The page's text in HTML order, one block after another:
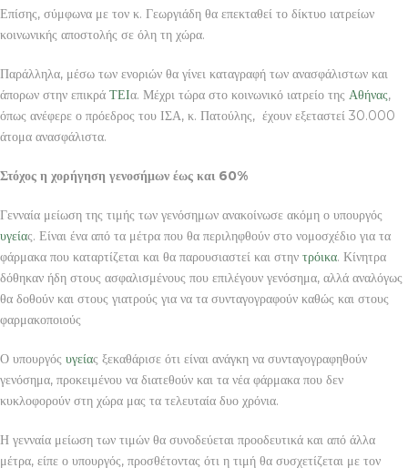
Επίσης, σύμφωνα με τον κ. Γεωργιάδη θα επεκταθεί το δίκτυο ιατρείων
κοινωνικής αποστολής σε όλη τη χώρα.
Παράλληλα, μέσω των ενοριών θα γίνει καταγραφή των ανασφάλιστων και
άπορων στην επικρά ΤΕΙα. Μέχρι τώρα στο κοινωνικό ιατρείο της Αθήνας,
όπως ανέφερε ο πρόεδρος του ΙΣΑ, κ. Πατούλης, έχουν εξεταστεί 30.000
άτομα ανασφάλιστα.
Στόχος η χορήγηση γενοσήμων έως και 60%
Γενναία μείωση της τιμής των γενόσημων ανακοίνωσε ακόμη ο υπουργός
υγείας. Είναι ένα από τα μέτρα που θα περιληφθούν στο νομοσχέδιο για τα
φάρμακα που καταρτίζεται και θα παρουσιαστεί και στην τρόικα. Κίνητρα
δόθηκαν ήδη στους ασφαλισμένους που επιλέγουν γενόσημα, αλλά αναλόγως
θα δοθούν και στους γιατρούς για να τα συνταγογραφούν καθώς και στους
φαρμακοποιούς
Ο υπουργός υγείας ξεκαθάρισε ότι είναι ανάγκη να συνταγογραφηθούν
γενόσημα, προκειμένου να διατεθούν και τα νέα φάρμακα που δεν
κυκλοφορούν στη χώρα μας τα τελευταία δυο χρόνια.
Η γενναία μείωση των τιμών θα συνοδεύεται προοδευτικά και από άλλα
μέτρα, είπε ο υπουργός, προσθέτοντας ότι η τιμή θα συσχετίζεται με τον